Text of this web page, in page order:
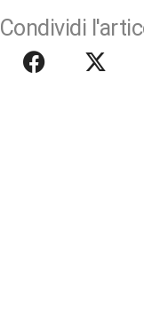
Condividi